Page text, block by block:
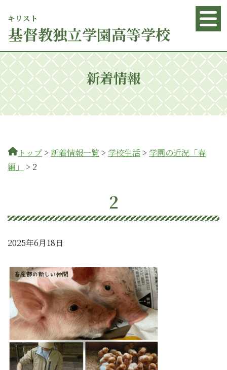
基督
キリスト
教独立学園高等学校
新着情報
トップ > 新着情報一覧 > 学校生活 > 学園の近況「春
編」
> 2
2
2025年6月18日